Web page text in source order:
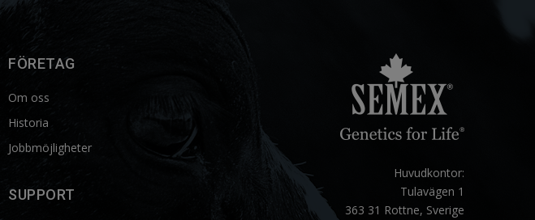
FÖRETAG
Om oss
Historia
Jobbmöjligheter
SUPPORT
Huvudkontor:
Tulavägen 1
363 31 Rottne, Sverige